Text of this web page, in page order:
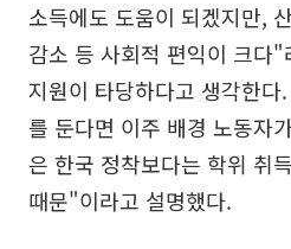
소득에도 도움이 되겠지만,
감소 등 사회적 편익이 크다
지원이 타당하다고 생각한다
를 둔다면 이주 배경 노동자
은 한국 정착보다는 학위 취
때문"이라고 설명했다.